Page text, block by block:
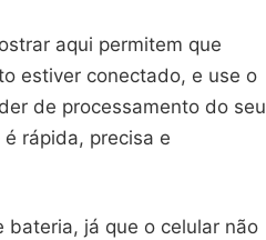
aqui permitem que
estiver conectado, e use o
de processamento do seu
rápida, precisa e
bateria, já que o celular não